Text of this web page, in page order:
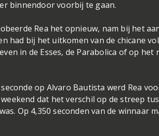
binnendoor voorbij te gaan.
Rea het opnieuw, nam bij het
had bij het uitkomen van de chicane
in de Esses, de Parabolica of op
op Alvaro Bautista werd Rea
dat het verschil op de streep
Op 4,350 seconden van de winnaar